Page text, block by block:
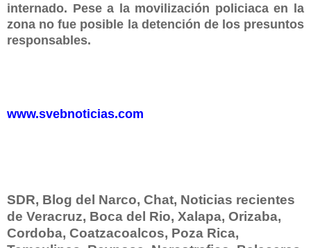
internado. Pese a la movilización policiaca en la
zona no fue posible la detención de los presuntos
responsables.
www.svebnoticias.com
SDR, Blog del Narco, Chat, Noticias recientes
de Veracruz, Boca del Rio, Xalapa, Orizaba,
Cordoba, Coatzacoalcos, Poza Rica,